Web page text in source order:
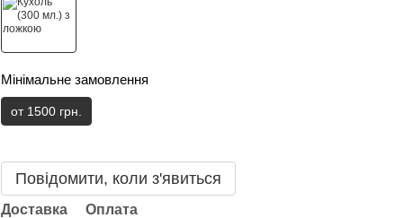
Мінімальне замовлення
от 1500 грн.
Повідомити, коли з'явиться
Доставка
Оплата